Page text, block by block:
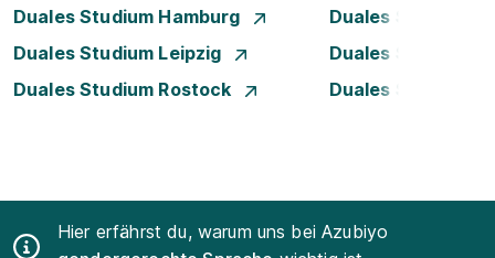
Duales Studium Hamburg
Duales Studium
Duales Studium Leipzig
Duales Studium
Duales Studium Rostock
Duales Studium
Hier erfährst du, warum uns bei Azubiyo